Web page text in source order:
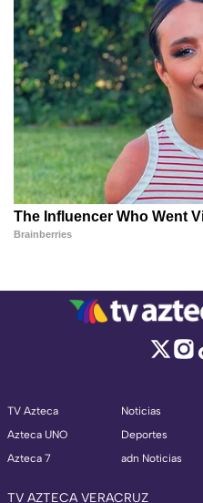
TV Azteca
Azteca UNO
Azteca 7
Noticias
Deportes
adn Noticias
TV AZTECA VERACRUZ